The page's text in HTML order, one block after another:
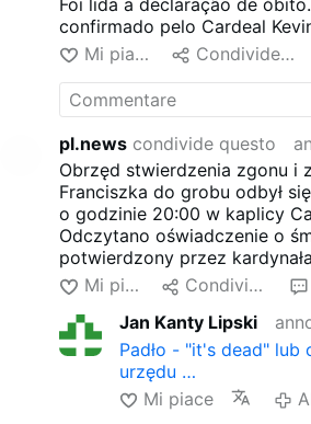
Foi lida a declaração de
confirmado pelo Cardeal
da Igreja. Foram colocados
papal não utilizado, no
Apostólico, e na residência
casa de hóspedes. O corpo
transferido para a Basílica de
feira, às 9 horas.
Mi piace Condividere
pl.news condivide questo
Obrzęd stwierdzenia zgonu i
Franciszka do grobu odbył
o godzinie 20:00 w kaplicy
Odczytano oświadczenie o
potwierdzony przez
szambelana Kościoła.
umieszczone zarówno w
apartamencie papieskim na
Apostolskiego, jak i w
Franciszka w domu
Franciszka zostanie
Świętego Piotra w środę o
Mi piace Condividere
Jan Kanty Lipski
Padło - "it's dead" lub
urzędu …
Mi piace